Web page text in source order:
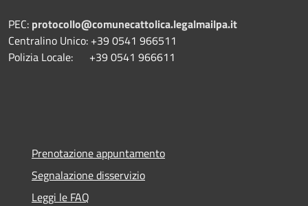
PEC: protocollo@comunecattolica.legalmailpa.it
Centralino Unico: +39 0541 966511
Polizia Locale: +39 0541 966611
Prenotazione appuntamento
Segnalazione disservizio
Leggi le FAQ